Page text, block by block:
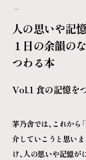
人の思いや記
１日の余韻の
つわる本
Vol.1 食の記憶を
茅乃舎では、これから
介していこうと思い
け、人の思いや記憶